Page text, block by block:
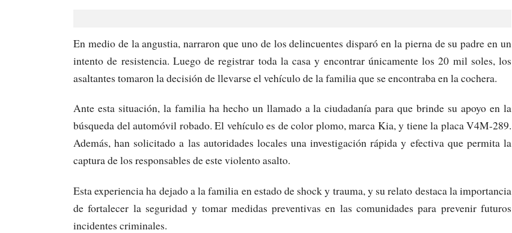
En medio de la angustia, narraron que uno de los delincuentes disparó en la pierna de su padre en un
intento de resistencia. Luego de registrar toda la casa y encontrar únicamente los 20 mil soles, los
asaltantes tomaron la decisión de llevarse el vehículo de la familia que se encontraba en la cochera.
Ante esta situación, la familia ha hecho un llamado a la ciudadanía para que brinde su apoyo en la
búsqueda del automóvil robado. El vehículo es de color plomo, marca Kia, y tiene la placa V4M-289.
Además, han solicitado a las autoridades locales una investigación rápida y efectiva que permita la
captura de los responsables de este violento asalto.
Esta experiencia ha dejado a la familia en estado de shock y trauma, y su relato destaca la importancia
de fortalecer la seguridad y tomar medidas preventivas en las comunidades para prevenir futuros
incidentes criminales.